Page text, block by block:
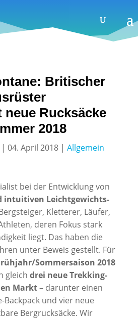
Britischer
neue Rucksäcke
2018
| 04. April 2018| Allgemein
bei der Entwicklung von
intuitiven Leichtgewichts-
Kletterer, Läufer,
deren Fokus stark
liegt. Das haben die
unter Beweis gestellt. Für
Sommersaison 2018
gleich drei neue Trekking-
Markt– darunter einen
Backpack und vier neue
Bergrucksäcke. Wir